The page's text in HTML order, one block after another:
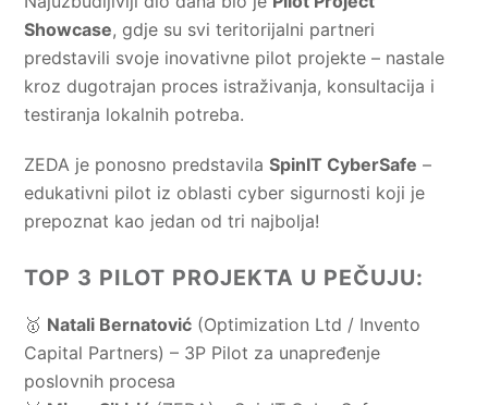
Showcase, gdje su svi teritorijalni partneri
predstavili svoje inovativne pilot projekte – nastale
kroz dugotrajan proces istraživanja, konsultacija i
testiranja lokalnih potreba.
ZEDA je ponosno predstavilaSpinIT CyberSafe –
edukativni pilot iz oblasti cyber sigurnosti koji je
prepoznat kao jedan od tri najbolja!
TOP 3 PILOT PROJEKTA U PEČUJU:
🥇 Natali Bernatović (Optimization Ltd / Invento
Capital Partners) – 3P Pilot za unapređenje
poslovnih procesa